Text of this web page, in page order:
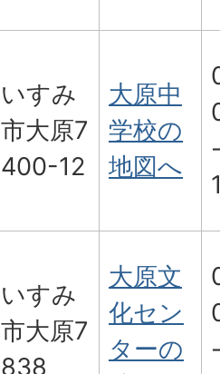
いすみ
市大原7
400-12
大原中
学校の
地図へ
いすみ
市大原7
838
大原文
化セン
ターの